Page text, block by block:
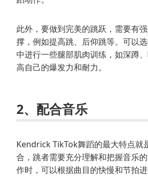
此外，要做到完美的跳跃，需要有
撑，例如提高跳、后仰跳等。可以
中进行一些腿部肌肉训练，如深蹲
高自己的爆发力和耐力。
2、配合音乐
Kendrick TikTok舞蹈的最大特点就
合，跳者需要充分理解和把握音乐
作时，可以根据曲目的快慢和节拍